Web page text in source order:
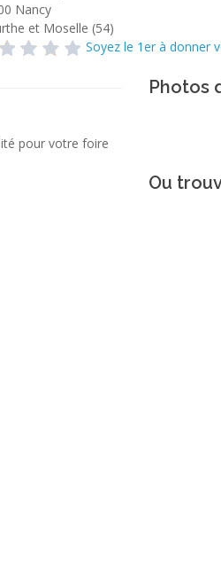
Nancy
et Moselle (54)
Soyez le 1er à donner
pour votre foire
Photos
Ou